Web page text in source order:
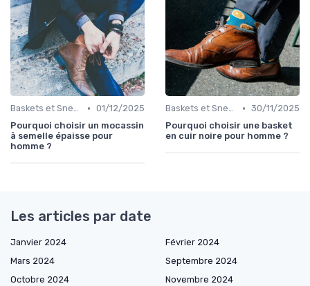
Baskets et Sneakers • 01/12/2025
Pourquoi choisir un mocassin
à semelle épaisse pour
homme ?
Baskets et Sneakers • 30/11/2025
Pourquoi choisir une basket
en cuir noire pour homme ?
Les articles par date
Janvier 2024
Février 2024
Mars 2024
Septembre 2024
Octobre 2024
Novembre 2024